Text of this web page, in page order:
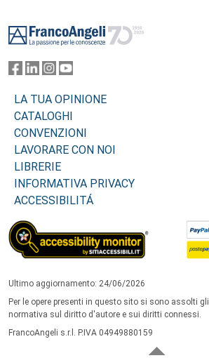
LA TUA OPINIONE
CATALOGHI
CONVENZIONI
LAVORARE CON NOI
LIBRERIE
INFORMATIVA PRIVACY
ACCESSIBILITÁ
Ultimo aggiornamento: 24/06/2026
Per le opere presenti in questo sito si sono assolti
normativa sul diritto d'autore e sui diritti connessi.
FrancoAngeli s.r.l. P.IVA 04949880159